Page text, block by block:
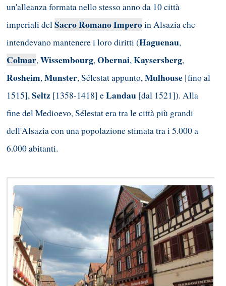
un'alleanza formata nello stesso anno da 10 città
imperiali delSacro Romano Imperoin Alsazia che
intendevano mantenere i loro diritti (Haguenau,
Colmar,Wissembourg,Obernai,Kaysersberg,
Rosheim,Munster, Sélestat appunto,Mulhouse [fino al
1515],Seltz [1358-1418] eLandau [dal 1521]). Alla
fine del Medioevo, Sélestat era tra le città più grandi
dell'Alsazia con una popolazione stimata tra i 5.000 a
6.000 abitanti.